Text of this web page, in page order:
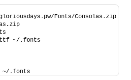
Fonts/Consolas.zip
~/.fonts
~/.fonts